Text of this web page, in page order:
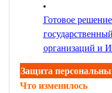
Готовое
организаций и
Защита
Что изменилось